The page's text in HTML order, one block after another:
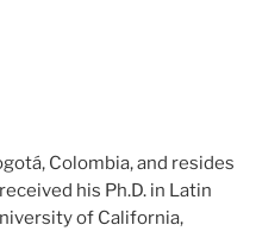
Colombia, and resides
his Ph.D. in Latin
of California,